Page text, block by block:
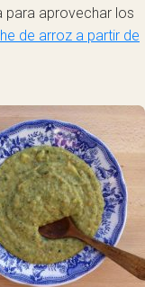
aprovechar los
de arroz a partir de